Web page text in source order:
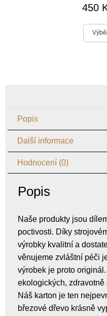
450
Popis
Další informace
Hodnocení (0)
Popis
Naše produkty jsou
poctivosti. Díky
výrobky kvalitní a
věnujeme zvláštní péči
výrobek je proto
ekologických,
Náš karton je ten
březové dřevo krásně